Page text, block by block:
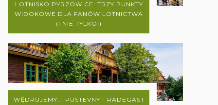
LOTNISKO PYRZOWICE: TRZY PUNKTY
WIDOKOWE DLA FANÓW LOTNICTWA
(I NIE TYLKO!)
WĘDRUJEMY... PUSTEVNY - RADEGAST